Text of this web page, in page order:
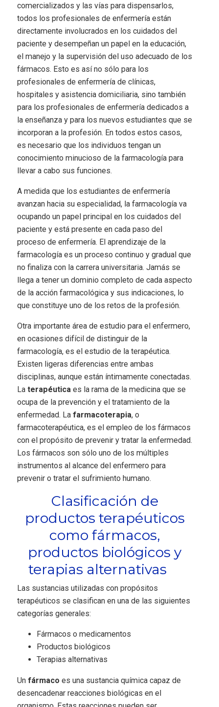
comercializados y las vías para dispensarlos,
todos los profesionales de enfermería están
directamente involucrados en los cuidados del
paciente y desempeñan un papel en la educación,
el manejo y la supervisión del uso adecuado de los
fármacos. Esto es así no sólo para los
profesionales de enfermería de clínicas,
hospitales y asistencia domiciliaria, sino también
para los profesionales de enfermería dedicados a
la enseñanza y para los nuevos estudiantes que se
incorporan a la profesión. En todos estos casos,
es necesario que los individuos tengan un
conocimiento minucioso de la farmacología para
llevar a cabo sus funciones.
A medida que los estudiantes de enfermería
avanzan hacia su especialidad, la farmacología va
ocupando un papel principal en los cuidados del
paciente y está presente en cada paso del
proceso de enfermería. El aprendizaje de la
farmacología es un proceso continuo y gradual que
no finaliza con la carrera universitaria. Jamás se
llega a tener un dominio completo de cada aspecto
de la acción farmacológica y sus indicaciones, lo
que constituye uno de los retos de la profesión.
Otra importante área de estudio para el enfermero,
en ocasiones difícil de distinguir de la
farmacología, es el estudio de la terapéutica.
Existen ligeras diferencias entre ambas
disciplinas, aunque están íntimamente conectadas.
La terapéutica es la rama de la medicina que se
ocupa de la prevención y el tratamiento de la
enfermedad. La farmacoterapia, o
farmacoterapéutica, es el empleo de los fármacos
con el propósito de prevenir y tratar la enfermedad.
Los fármacos son sólo uno de los múltiples
instrumentos al alcance del enfermero para
prevenir o tratar el sufrimiento humano.
Clasificación de
productos terapéuticos
como fármacos,
productos biológicos y
terapias alternativas
Las sustancias utilizadas con propósitos
terapéuticos se clasifican en una de las siguientes
categorías generales:
Fármacos o medicamentos
Productos biológicos
Terapias alternativas
Un fármaco es una sustancia química capaz de
desencadenar reacciones biológicas en el